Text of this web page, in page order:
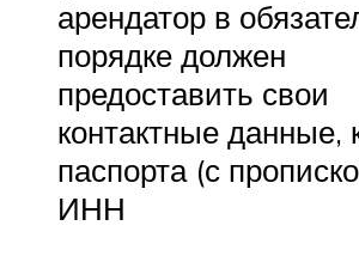
арендатор в
порядке должен
предоставить свои
контактные данные,
паспорта (с
ИНН